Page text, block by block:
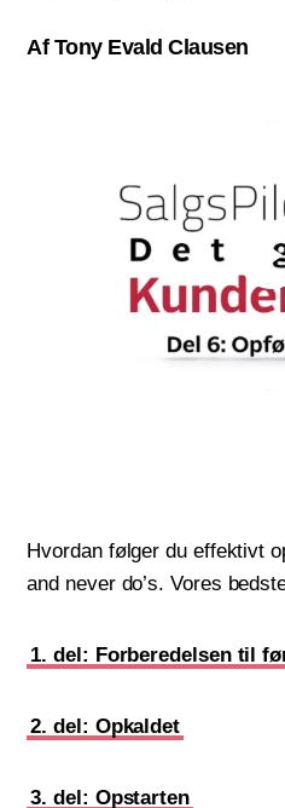
Af Tony Evald Clausen
Hvordan følger du effektivt
and never do’s. Vores
1. del: Forberedelsen til
2. del: Opkaldet
3. del: Opstarten